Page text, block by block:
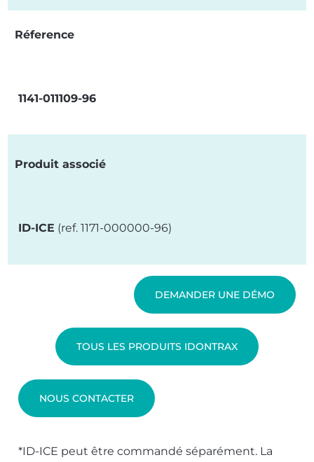
Réference
1141-011109-96
Produit associé
ID-ICE (ref. 1171-000000-96)
DEMANDER UNE DÉMO
TOUS LES PRODUITS IDONTRAX
NOUS CONTACTER
*ID-ICE peut être commandé séparément. La